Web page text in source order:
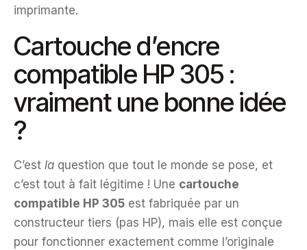
imprimante.
Cartouche d’encre
compatible HP 305 :
vraiment une bonne idée
?
C’est la question que tout le monde se pose, et
c’est tout à fait légitime ! Une cartouche
compatible HP 305 est fabriquée par un
constructeur tiers (pas HP), mais elle est conçue
pour fonctionner exactement comme l’originale